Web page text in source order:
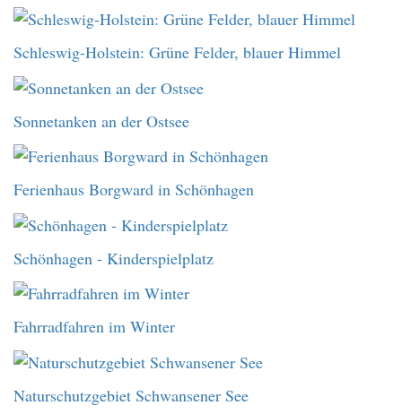
Schleswig-Holstein: Grüne Felder, blauer Himmel
Sonnetanken an der Ostsee
Ferienhaus Borgward in Schönhagen
Schönhagen - Kinderspielplatz
Fahrradfahren im Winter
Naturschutzgebiet Schwansener See